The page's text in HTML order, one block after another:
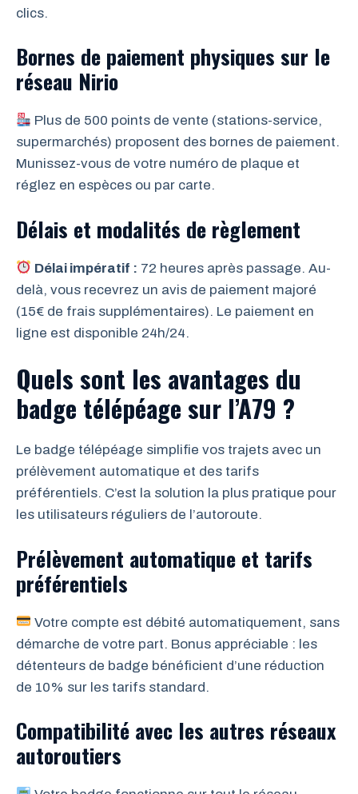
clics.
Bornes de paiement physiques sur le
réseau Nirio
Plus de 500 points de vente (stations-service,
supermarchés) proposent des bornes de paiement.
Munissez-vous de votre numéro de plaque et
réglez en espèces ou par carte.
Délais et modalités de règlement
Délai impératif : 72 heures après passage. Au-
delà, vous recevrez un avis de paiement majoré
(15€ de frais supplémentaires). Le paiement en
ligne est disponible 24h/24.
Quels sont les avantages du
badge télépéage sur l’A79 ?
Le badge télépéage simplifie vos trajets avec un
prélèvement automatique et des tarifs
préférentiels. C’est la solution la plus pratique pour
les utilisateurs réguliers de l’autoroute.
Prélèvement automatique et tarifs
préférentiels
Votre compte est débité automatiquement, sans
démarche de votre part. Bonus appréciable : les
détenteurs de badge bénéficient d’une réduction
de 10% sur les tarifs standard.
Compatibilité avec les autres réseaux
autoroutiers